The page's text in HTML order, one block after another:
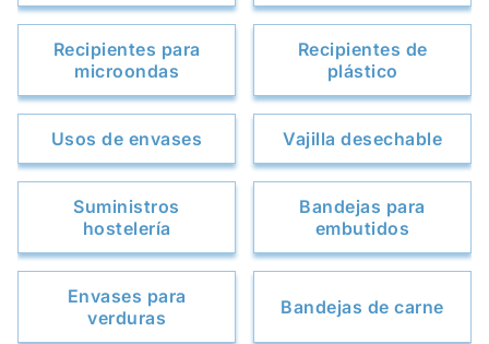
Recipientes para
microondas
Recipientes de
plástico
Usos de envases Vajilla desechable
Suministros
hostelería
Bandejas para
embutidos
Envases para
verduras
Bandejas de carne